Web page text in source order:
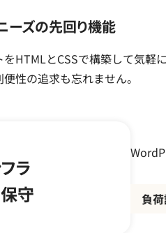
ーズの先回り機能
HTMLとCSSで構築して気
性の追求も忘れません。
ラ
守
負